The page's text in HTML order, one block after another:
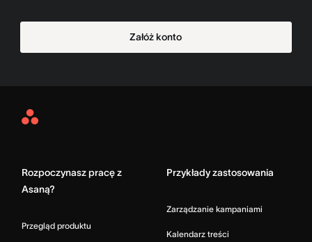
Załóż konto
Asana
Rozpoczynasz pracę z
Asaną?
Przegląd produktu
Przykłady zastosowania
Zarządzanie kampaniami
Kalendarz treści